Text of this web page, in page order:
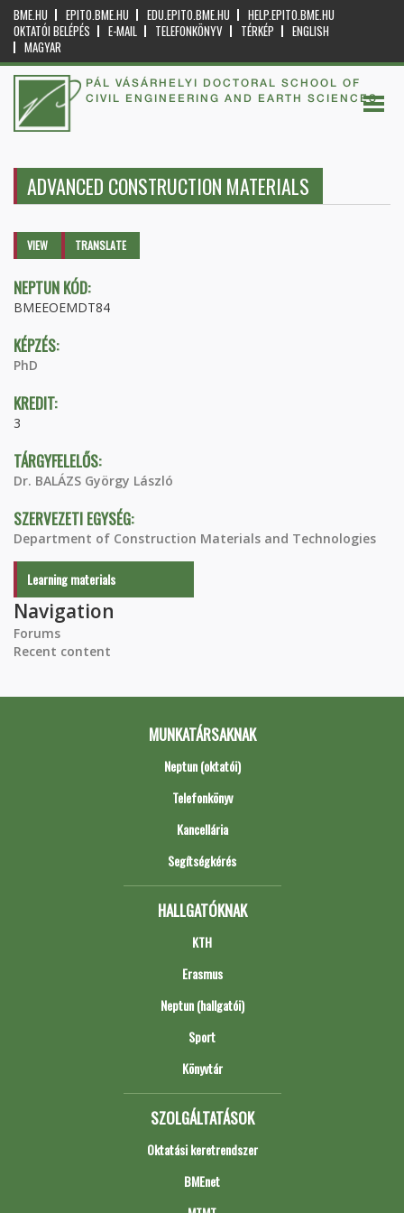
BME.HU EPITO.BME.HU EDU.EPITO.BME.HU
HELP.EPITO.BME.HU
OKTATÓI BELÉPÉS
E-MAIL TELEFONKÖNYV TÉRKÉP
ENGLISH
MAGYAR
PÁL VÁSÁRHELYI DOCTORAL SCHOOL OF
CIVIL ENGINEERING AND EARTH SCIENCES
ADVANCED CONSTRUCTION MATERIALS
Primary tabs
VIEW (ACTIVETRANSLATE
NEPTUN KÓD:
BMEEOEMDT84
KÉPZÉS:
PhD
KREDIT:
3
TÁRGYFELELŐS:
Dr. BALÁZS György László
SZERVEZETI EGYSÉG:
Department of Construction Materials and Technologies
Learning materials
Navigation
Forums
Recent content
MUNKATÁRSAKNAK
Neptun (oktatói)
Telefonkönyv
Kancellária
Segítségkérés
HALLGATÓKNAK
KTH
Erasmus
Neptun (hallgatói)
Sport
Könyvtár
SZOLGÁLTATÁSOK
Oktatási keretrendszer
BMEnet